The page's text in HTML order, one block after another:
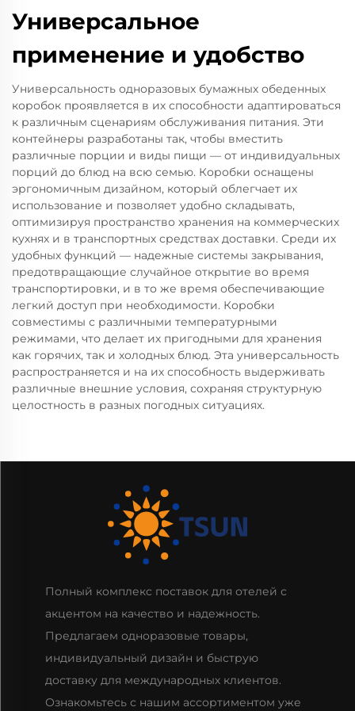
Универсальное
применение и удобство
Универсальность одноразовых бумажных обеденных
коробок проявляется в их способности адаптироваться
к различным сценариям обслуживания питания. Эти
контейнеры разработаны так, чтобы вместить
различные порции и виды пищи — от индивидуальных
порций до блюд на всю семью. Коробки оснащены
эргономичным дизайном, который облегчает их
использование и позволяет удобно складывать,
оптимизируя пространство хранения на коммерческих
кухнях и в транспортных средствах доставки. Среди их
удобных функций — надежные системы закрывания,
предотвращающие случайное открытие во время
транспортировки, и в то же время обеспечивающие
легкий доступ при необходимости. Коробки
совместимы с различными температурными
режимами, что делает их пригодными для хранения
как горячих, так и холодных блюд. Эта универсальность
распространяется и на их способность выдерживать
различные внешние условия, сохраняя структурную
целостность в разных погодных ситуациях.
Полный комплекс поставок для отелей с
акцентом на качество и надежность.
Предлагаем одноразовые товары,
индивидуальный дизайн и быструю
доставку для международных клиентов.
Ознакомьтесь с нашим ассортиментом уже